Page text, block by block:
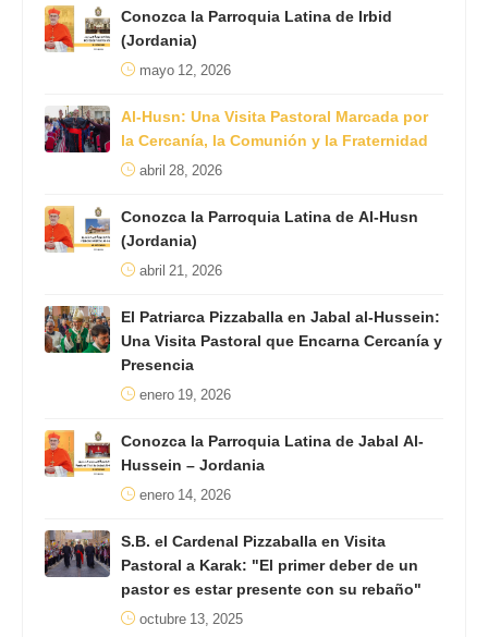
Conozca la Parroquia Latina de Irbid
(Jordania)
mayo 12, 2026
Al-Husn: Una Visita Pastoral Marcada por
la Cercanía, la Comunión y la Fraternidad
abril 28, 2026
Conozca la Parroquia Latina de Al-Husn
(Jordania)
abril 21, 2026
El Patriarca Pizzaballa en Jabal al-Hussein:
Una Visita Pastoral que Encarna Cercanía y
Presencia
enero 19, 2026
Conozca la Parroquia Latina de Jabal Al-
Hussein – Jordania
enero 14, 2026
S.B. el Cardenal Pizzaballa en Visita
Pastoral a Karak: "El primer deber de un
pastor es estar presente con su rebaño"
octubre 13, 2025